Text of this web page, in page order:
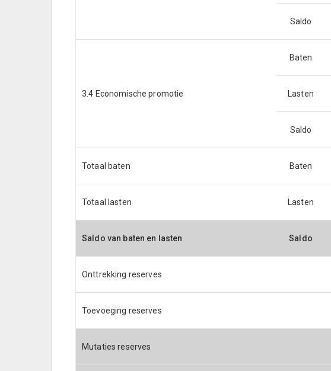
Saldo
3.4 Economische promotie
Baten
Lasten
Saldo
Totaal baten Baten
Totaal lasten Lasten
Saldo van baten en lasten Saldo
Onttrekking reserves
Toevoeging reserves
Mutaties reserves